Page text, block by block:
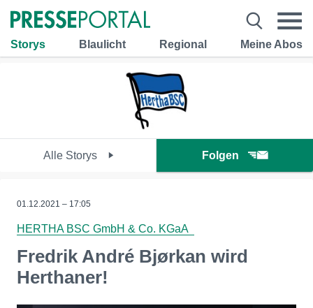
Storys Blaulicht Regional Meine Abos
Alle Storys Folgen
01.12.2021 – 17:05
HERTHA BSC GmbH & Co. KGaA
Fredrik André Bjørkan wird
Herthaner!